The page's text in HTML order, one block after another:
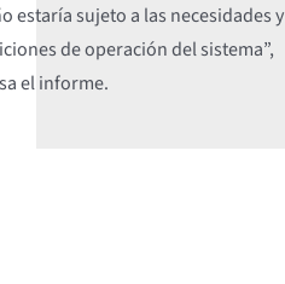
estaría sujeto a las necesidades y
de operación del sistema”,
el informe.